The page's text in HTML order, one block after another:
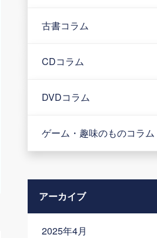
古書コラム
CDコラム
DVDコラム
ゲーム・趣味のものコラム
アーカイブ
2025年4月